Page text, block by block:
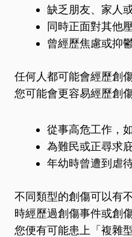
缺乏朋友、家人
同時正面對其他
曾經歷焦慮或抑
任何人都可能會經歷創
您可能會更容易經歷創傷
從事高危工作，
為難民或正尋求
年幼時曾遭到虐
不同類型的創傷可以有
時經歷過創傷事件或創
您便有可能患上「複雜